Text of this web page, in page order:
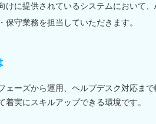
けに提供されているシステムにおいて
保守業務を担当していただきます。
ェーズから運用、ヘルプデスク対応ま
着実にスキルアップできる環境です。